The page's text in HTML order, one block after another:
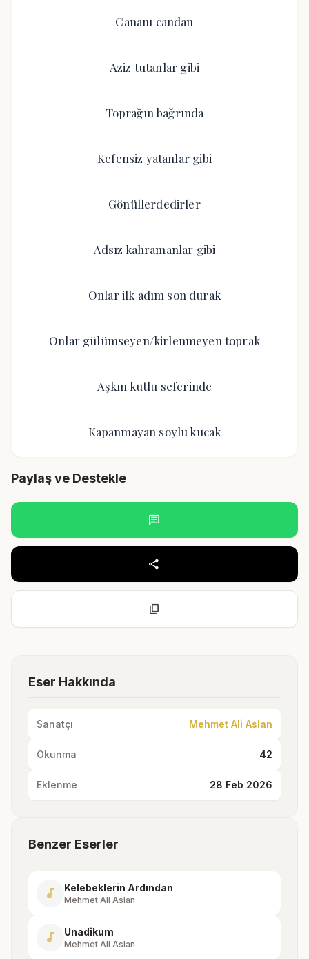
Cananı candan
Aziz tutanlar gibi
Toprağın bağrında
Kefensiz yatanlar gibi
Gönüllerdedirler
Adsız kahramanlar gibi
Onlar ilk adım son durak
Onlar gülümseyen/kirlenmeyen toprak
Aşkın kutlu seferinde
Kapanmayan soylu kucak
Paylaş ve Destekle
chat
share
content_copy
Eser Hakkında
Sanatçı Mehmet Ali Aslan
Okunma 42
Eklenme 28 Feb 2026
Benzer Eserler
music_note Kelebeklerin Ardından
Mehmet Ali Aslan
music_note Unadikum
Mehmet Ali Aslan